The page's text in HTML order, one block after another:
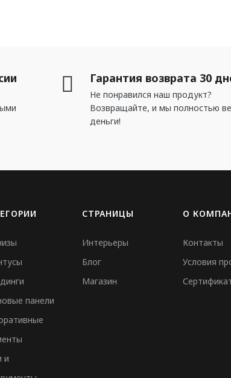
Гарантия возврата 30
Не понравился наш продукт?
Возвращайте, и мы полностью
деньги!
панели
и
СТРАНИЦЫ
Интерьеры
Блог
Магазин
О
Контакты
Условия